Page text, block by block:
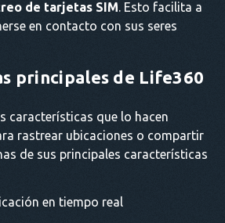
de tarjetas SIM. Esto facilita a
en contacto con sus seres
principales de Life360
características que lo hacen
rastrear ubicaciones o compartir
de sus principales características
en tiempo real